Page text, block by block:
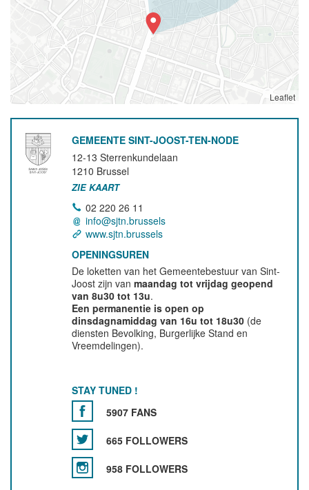
Leaflet
GEMEENTE SINT-JOOST-TEN-NODE
12-13 Sterrenkundelaan
1210 Brussel
ZIE KAART
02 220 26 11
info@sjtn.brussels
www.sjtn.brussels
OPENINGSUREN
De loketten van het Gemeentebestuur van Sint-
Joost zijn vanmaandag tot vrijdag geopend
van 8u30 tot 13u.
Een permanentie is open op
dinsdagnamiddag van 16u tot 18u30 (de
diensten Bevolking, Burgerlijke Stand en
Vreemdelingen).
STAY TUNED !
5907 FANS
665 FOLLOWERS
958 FOLLOWERS